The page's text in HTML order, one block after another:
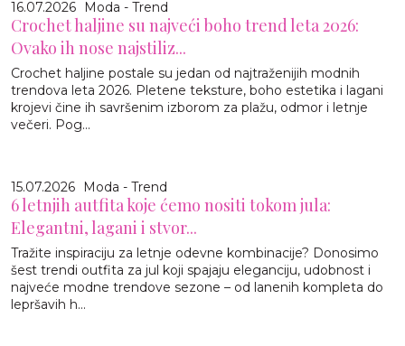
16.07.2026 Moda - Trend
Crochet haljine su najveći boho trend leta 2026:
Ovako ih nose najstiliz...
Crochet haljine postale su jedan od najtraženijih modnih
trendova leta 2026. Pletene teksture, boho estetika i lagani
krojevi čine ih savršenim izborom za plažu, odmor i letnje
večeri. Pog...
15.07.2026 Moda - Trend
6 letnjih autfita koje ćemo nositi tokom jula:
Elegantni, lagani i stvor...
Tražite inspiraciju za letnje odevne kombinacije? Donosimo
šest trendi outfita za jul koji spajaju eleganciju, udobnost i
najveće modne trendove sezone – od lanenih kompleta do
lepršavih h...